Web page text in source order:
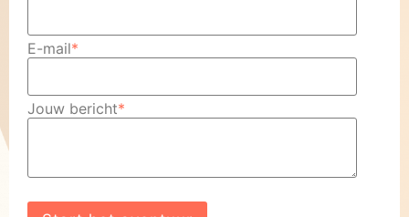
E-mail*
Jouw bericht*